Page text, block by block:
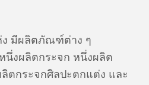
ง มีผลิตภัณฑ์ต่าง ๆ
นึ่งผลิตกระจก หนึ่งผลิต
กระจกศิลปะตกแต่ง และ